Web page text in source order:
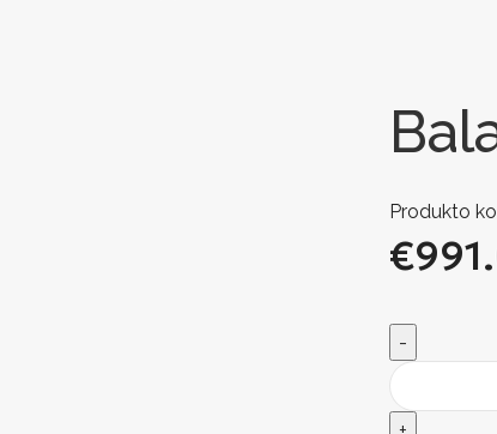
Produkto
€